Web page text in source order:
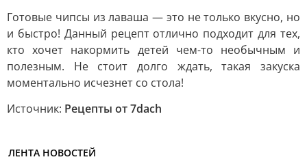
Готовые чипсы из лаваша — это не только вкусно, но
и быстро! Данный рецепт отлично подходит для тех,
кто хочет накормить детей чем-то необычным и
полезным. Не стоит долго ждать, такая закуска
моментально исчезнет со стола!
Источник: Рецепты от 7dach
ЛЕНТА НОВОСТЕЙ